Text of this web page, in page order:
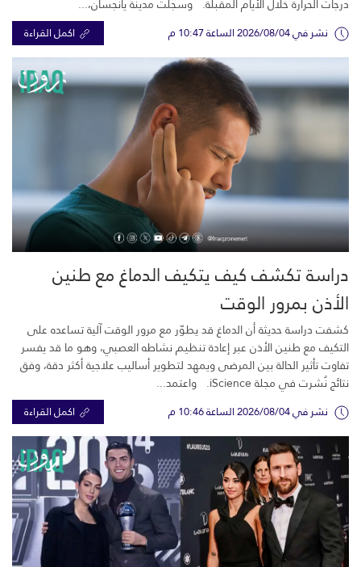
درجات الحرارة خلال الأيام المقبلة. وسجلت مدينة يانجسان،...
نشر في 2026/08/04 الساعة 10:47 م اكمل القراءة
دراسة تكشف كيف يتكيف الدماغ مع طنين
الأذن بمرور الوقت
كشفت دراسة حديثة أن الدماغ قد يطوّر مع مرور الوقت آلية تساعده على
التكيف مع طنين الأذن عبر إعادة تنظيم نشاطه العصبي، وهو ما قد يفسر
تفاوت تأثير الحالة بين المرضى ويمهد لتطوير أساليب علاجية أكثر دقة، وفق
نتائج نُشرت في مجلة iScience. واعتمد...
نشر في 2026/08/04 الساعة 10:46 م اكمل القراءة